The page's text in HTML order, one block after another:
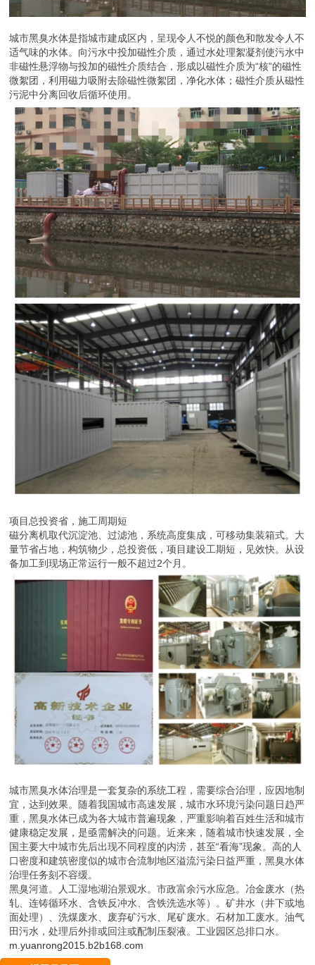
城市黑臭水体是指城市建成区内，呈现令人不悦的颜色和散发令人不
适气味的水体。向污水中投加磁性介质，通过水处理絮凝剂使污水中
非磁性悬浮物与投加的磁性介质结合，形成以磁性介质为“核”的磁性
微絮团，利用磁力吸附去除磁性微絮团，净化水体；磁性介质从磁性
污泥中分离回收后循环使用。
项目总投资省，施工周期短
磁分离机取代沉淀池、过滤池，系统高度集成，可移动集装箱式。大
量节省占地，构筑物少，总投资低，项目建设工期短，见效快。从设
备加工到现场正常运行一般不超过2个月。
城市黑臭水体治理是一套复杂的系统工程，需要综合治理，应因地制
宜，达到效果。随着我国城市高速发展，城市水环境污染问题日趋严
重，黑臭水体已成为各大城市普遍现象，严重影响着百姓生活和城市
健康稳定发展，是亟需解决的问题。近来来，随着城市快速发展，全
国主要大中城市先后出现不同程度的内涝，甚至“看海”现象。高的人
口密度和建筑密度似的城市合流制地区溢流污染日益严重，黑臭水体
治理任务刻不容缓。
黑臭河道。人工湿地湖泊景观水。市政富余污水应急。冶金废水（热
轧、连铸循环水、含铁反冲水、含铁洗选水等）。矿井水（井下或地
面处理）、洗煤废水、废弃矿污水、尾矿废水。石材加工废水。油气
田污水，处理后外排或回注或配制压裂液。工业园区总排口水。
m.yuanrong2015.b2b168.com